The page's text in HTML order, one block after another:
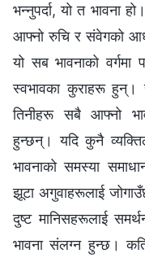
भन्‍नुपर्दा, यो त भावना
आफ्नो रुचि र संवेगको
यो सब भावनाको वर्गमा
स्वभावका कुराहरू हुन्।
तिनीहरू सबै आफ्नो
हुन्छन्। यदि कुनै
भावनाको समस्या
झूटा अगुवाहरूलाई
दुष्ट मानिसहरूलाई
भावना संलग्‍न हुन्छ।